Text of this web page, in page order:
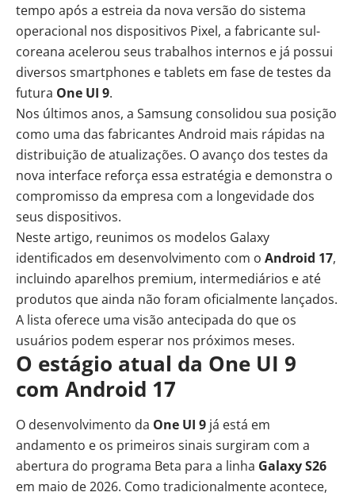
tempo após a estreia da nova versão do sistema
operacional nos dispositivos Pixel, a fabricante sul-
coreana acelerou seus trabalhos internos e já possui
diversos smartphones e tablets em fase de testes da
futura One UI 9.
Nos últimos anos, a Samsung consolidou sua posição
como uma das fabricantes Android mais rápidas na
distribuição de atualizações. O avanço dos testes da
nova interface reforça essa estratégia e demonstra o
compromisso da empresa com a longevidade dos
seus dispositivos.
Neste artigo, reunimos os modelos Galaxy
identificados em desenvolvimento com o Android 17,
incluindo aparelhos premium, intermediários e até
produtos que ainda não foram oficialmente lançados.
A lista oferece uma visão antecipada do que os
usuários podem esperar nos próximos meses.
O estágio atual da One UI 9
com Android 17
O desenvolvimento da One UI 9 já está em
andamento e os primeiros sinais surgiram com a
abertura do programa Beta para a linha Galaxy S26
em maio de 2026. Como tradicionalmente acontece,